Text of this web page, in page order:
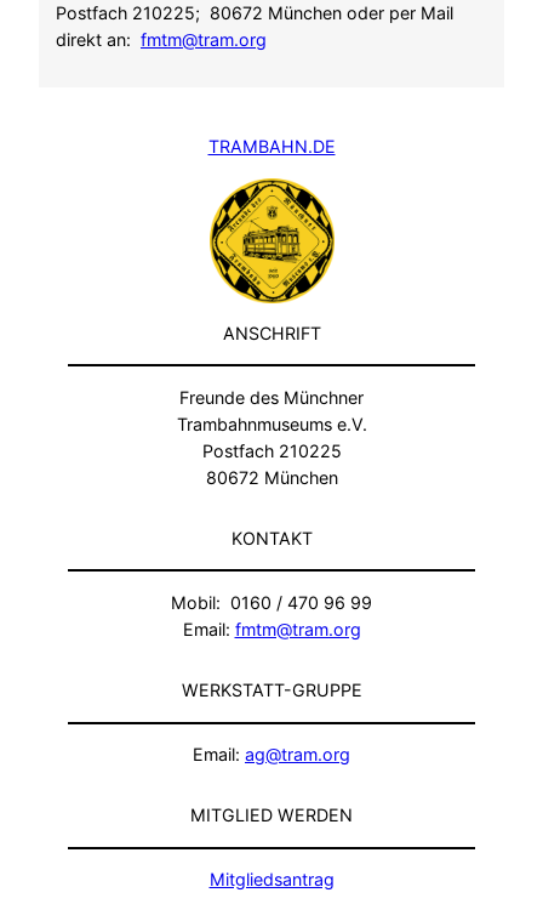
Postfach 210225; 80672 München oder per Mail
direkt an: fmtm@tram.org
TRAMBAHN.DE
ANSCHRIFT
Freunde des Münchner
Trambahnmuseums e.V.
Postfach 210225
80672 München
KONTAKT
Mobil: 0160 / 470 96 99
Email: fmtm@tram.org
WERKSTATT-GRUPPE
Email: ag@tram.org
MITGLIED WERDEN
Mitgliedsantrag